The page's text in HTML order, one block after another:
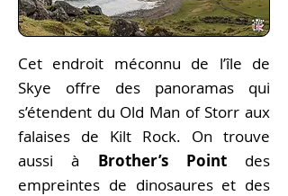
Cet endroit méconnu de l’île de
Skye offre des panoramas qui
s’étendent du Old Man of Storr aux
falaises de Kilt Rock. On trouve
aussi à Brother’s Pointdes
empreintes de dinosaures et des